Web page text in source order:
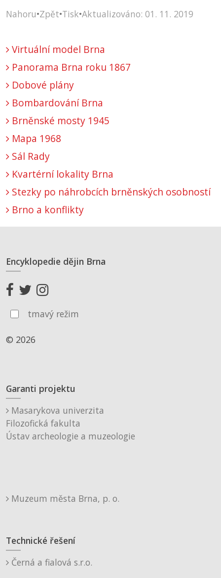
Nahoru•Zpět•Tisk•Aktualizováno: 01. 11. 2019
Virtuální model Brna
Panorama Brna roku 1867
Dobové plány
Bombardování Brna
Brněnské mosty 1945
Mapa 1968
Sál Rady
Kvartérní lokality Brna
Stezky po náhrobcích brněnských osobností
Brno a konflikty
Encyklopedie dějin Brna
tmavý režim
© 2026
Garanti projektu
Masarykova univerzita
Filozofická fakulta
Ústav archeologie a muzeologie
Muzeum města Brna, p. o.
Technické řešení
Černá a fialová s.r.o.